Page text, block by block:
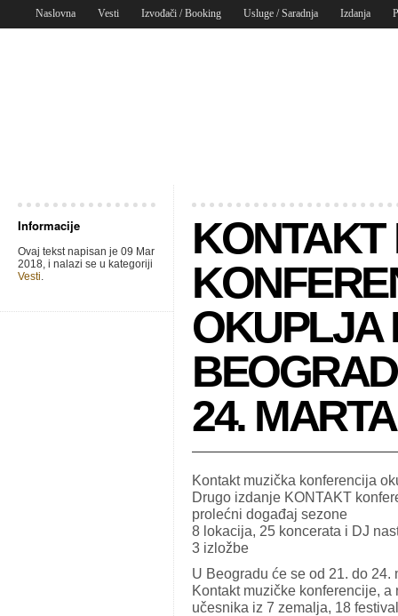
Naslovna Vesti Izvođači / Booking Usluge / Saradnja Izdanja
Informacije
Ovaj tekst napisan je 09 Mar
2018, i nalazi se u kategoriji
Vesti.
OKUPLJA
24. MARTA
Kontakt muzička konferencija
Drugo izdanje KONTAKT
prolećni događaj sezone
8 lokacija, 25 koncerata i DJ
3 izložbe
U Beogradu će se od 21. do
Kontakt muzičke konferencije,
učesnika iz 7 zemalja, 18